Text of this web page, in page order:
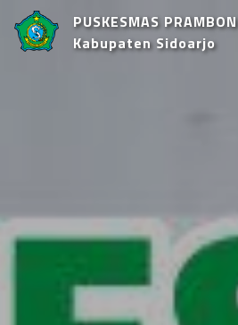
PUSKESMAS PRAMBON
Kabupaten Sidoarjo